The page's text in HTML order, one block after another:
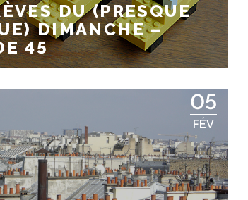
DU (PRESQUE
DIMANCHE –
45
05
FÉV